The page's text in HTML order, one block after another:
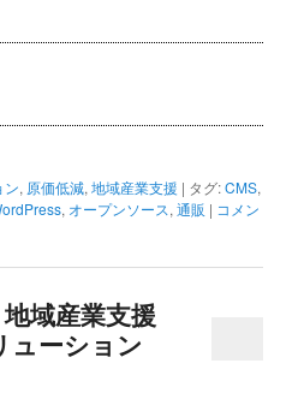
ン, 原価低減,地域産業支援 | タグ:CMS,
, オープンソース,通販 | コメン
域産業支援
ューション